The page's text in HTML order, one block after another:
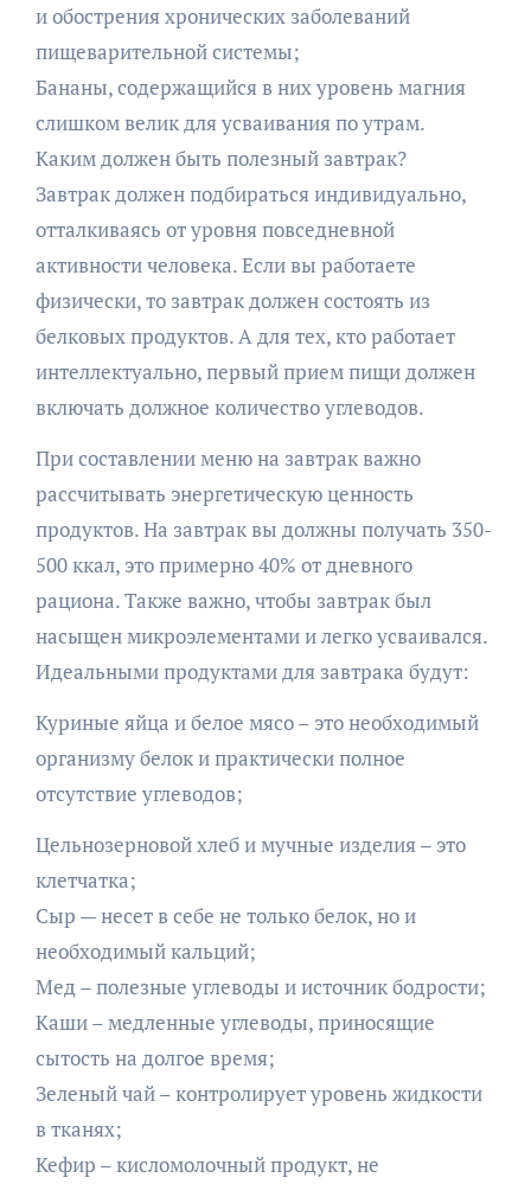
и обострения хронических заболеваний
пищеварительной системы;
Бананы, содержащийся в них уровень магния
слишком велик для усваивания по утрам.
Каким должен быть полезный завтрак?
Завтрак должен подбираться индивидуально,
отталкиваясь от уровня повседневной
активности человека. Если вы работаете
физически, то завтрак должен состоять из
белковых продуктов. А для тех, кто работает
интеллектуально, первый прием пищи должен
включать должное количество углеводов.
При составлении меню на завтрак важно
рассчитывать энергетическую ценность
продуктов. На завтрак вы должны получать 350-
500 ккал, это примерно 40% от дневного
рациона. Также важно, чтобы завтрак был
насыщен микроэлементами и легко усваивался.
Идеальными продуктами для завтрака будут:
Куриные яйца и белое мясо – это необходимый
организму белок и практически полное
отсутствие углеводов;
Цельнозерновой хлеб и мучные изделия – это
клетчатка;
Сыр — несет в себе не только белок, но и
необходимый кальций;
Мед – полезные углеводы и источник бодрости;
Каши – медленные углеводы, приносящие
сытость на долгое время;
Зеленый чай – контролирует уровень жидкости
в тканях;
Кефир – кисломолочный продукт, не